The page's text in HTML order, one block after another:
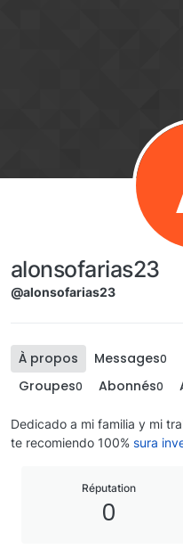
alonsofarias23
@alonsofarias23
À propos Messages0
Groupes0 Abonnés0
Dedicado a mi familia y mi
te recomiendo 100% sura
Réputation
0